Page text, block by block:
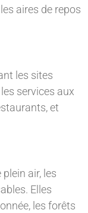
aires de repos
les sites
services aux
et
air, les
Elles
les forêts